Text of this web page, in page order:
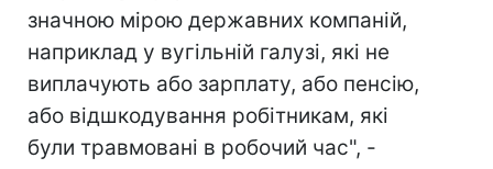
значною мірою державних компаній,
наприклад у вугільній галузі, які не
виплачують або зарплату, або пенсію,
або відшкодування робітникам, які
були травмовані в робочий час", -